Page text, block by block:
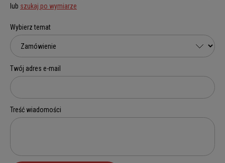
lub szukaj po wymiarze